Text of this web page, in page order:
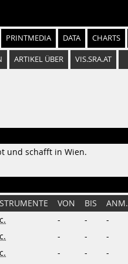
PRINTMEDIA DATA CHARTS
ARTIKEL ÜBER VIS.SRA.AT
und schafft in Wien.
VON BIS
ANM.
- -
-
- -
-
- -
-